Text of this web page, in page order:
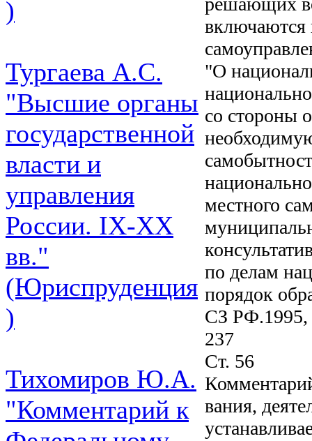
)
Тургаева А.С.
"Высшие органы
государственной
власти и
управления
России. IХ-ХХ
вв."
(Юриспруденция
)
Тихомиров Ю.А.
"Комментарий к
включаются
"О
со стороны
местного
по делам
порядок
СЗ РФ.1995,
237
Ст. 56
вания,